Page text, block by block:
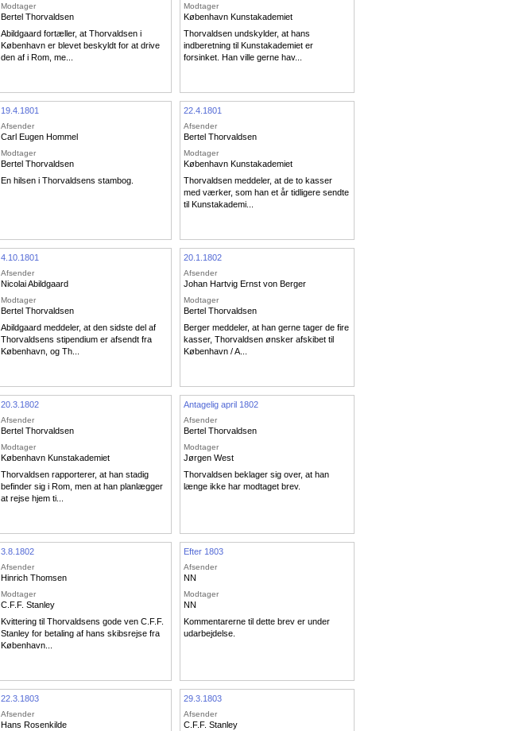
Modtager
Bertel Thorvaldsen
Abildgaard fortæller, at Thorvaldsen i
København er blevet beskyldt for at drive
den af i Rom, me...
Modtager
København Kunstakademiet
Thorvaldsen undskylder, at hans
indberetning til Kunstakademiet er
forsinket. Han ville gerne hav...
19.4.1801
Afsender
Carl Eugen Hommel
Modtager
Bertel Thorvaldsen
En hilsen i Thorvaldsens stambog.
22.4.1801
Afsender
Bertel Thorvaldsen
Modtager
København Kunstakademiet
Thorvaldsen meddeler, at de to kasser
med værker, som han et år tidligere sendte
til Kunstakademi...
4.10.1801
Afsender
Nicolai Abildgaard
Modtager
Bertel Thorvaldsen
Abildgaard meddeler, at den sidste del af
Thorvaldsens stipendium er afsendt fra
København, og Th...
20.1.1802
Afsender
Johan Hartvig Ernst von Berger
Modtager
Bertel Thorvaldsen
Berger meddeler, at han gerne tager de fire
kasser, Thorvaldsen ønsker afskibet til
København / A...
20.3.1802
Afsender
Bertel Thorvaldsen
Modtager
København Kunstakademiet
Thorvaldsen rapporterer, at han stadig
befinder sig i Rom, men at han planlægger
at rejse hjem ti...
Antagelig april 1802
Afsender
Bertel Thorvaldsen
Modtager
Jørgen West
Thorvaldsen beklager sig over, at han
længe ikke har modtaget brev.
3.8.1802
Afsender
Hinrich Thomsen
Modtager
C.F.F. Stanley
Kvittering til Thorvaldsens gode ven C.F.F.
Stanley for betaling af hans skibsrejse fra
København...
Efter 1803
Afsender
NN
Modtager
NN
Kommentarerne til dette brev er under
udarbejdelse.
22.3.1803
Afsender
Hans Rosenkilde
29.3.1803
Afsender
C.F.F. Stanley